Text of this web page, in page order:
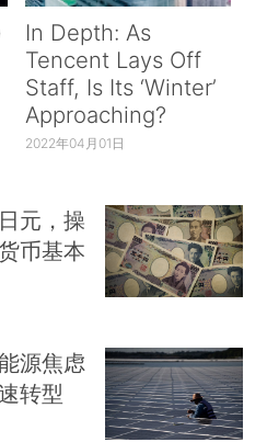
In Depth: As
Tencent Lays Off
Staff, Is Its ‘Winter’
Approaching?
2022年04月01日
元，操
币基本
源焦虑
转型